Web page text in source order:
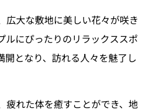
広大な敷地に美しい花々が咲き
ルにぴったりのリラックススポ
開となり、訪れる人々を魅了し
疲れた体を癒すことができ、地